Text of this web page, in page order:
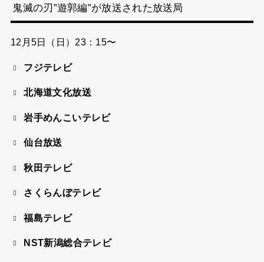
鬼滅の刃”遊郭編”が放送された放送局
12月5日（日）23：15〜
フジテレビ
北海道文化放送
岩手めんこいテレビ
仙台放送
秋田テレビ
さくらんぼテレビ
福島テレビ
NST新潟総合テレビ